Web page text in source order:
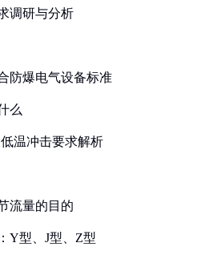
调研与分析
防爆电气设备标准
么
温冲击要求解析
流量的目的
Y型、J型、Z型